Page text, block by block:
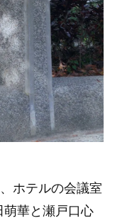
ホテルの会議室
華と瀬戸口心